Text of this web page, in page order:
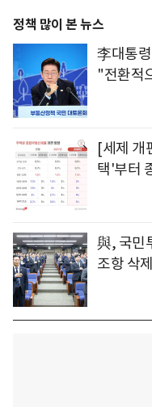
정책 많이 본 뉴스
李대통
"전환적
[세제 개
택'부터
與, 국민
조항 삭제